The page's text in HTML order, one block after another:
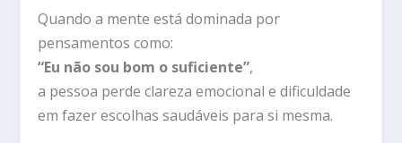
Quando a mente está dominada por
pensamentos como:
“Eu não sou bom o suficiente”,
a pessoa perde clareza emocional e dificuldade
em fazer escolhas saudáveis para si mesma.